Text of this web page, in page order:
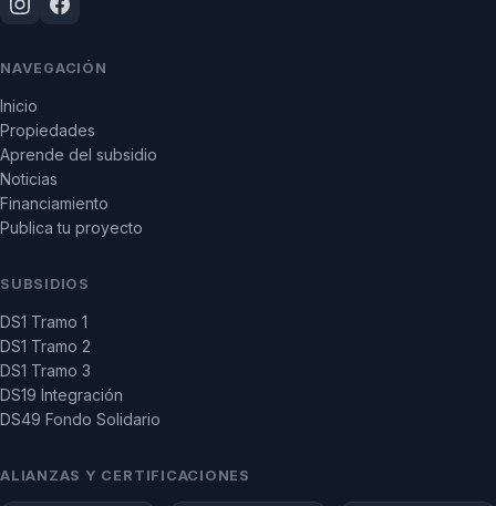
NAVEGACIÓN
Inicio
Propiedades
Aprende del subsidio
Noticias
Financiamiento
Publica tu proyecto
SUBSIDIOS
DS1 Tramo 1
DS1 Tramo 2
DS1 Tramo 3
DS19 Integración
DS49 Fondo Solidario
ALIANZAS Y CERTIFICACIONES